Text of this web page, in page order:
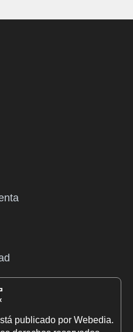
publicado por Webedia.